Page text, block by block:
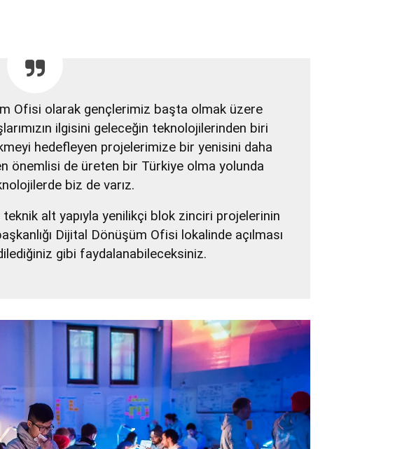
Ofisi olarak gençlerimiz başta olmak üzere
ilgisini geleceğin teknolojilerinden biri
hedefleyen projelerimize bir yenisini daha
önemlisi de üreten bir Türkiye olma yolunda
biz de varız.
alt yapıyla yenilikçi blok zinciri projelerinin
Dijital Dönüşüm Ofisi lokalinde açılması
gibi faydalanabileceksiniz.